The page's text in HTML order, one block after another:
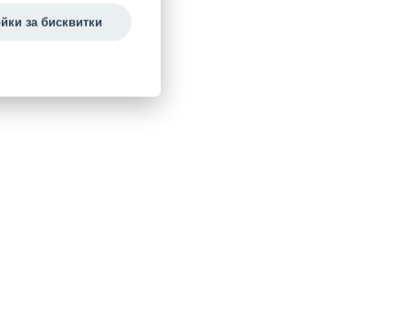
за бисквитки